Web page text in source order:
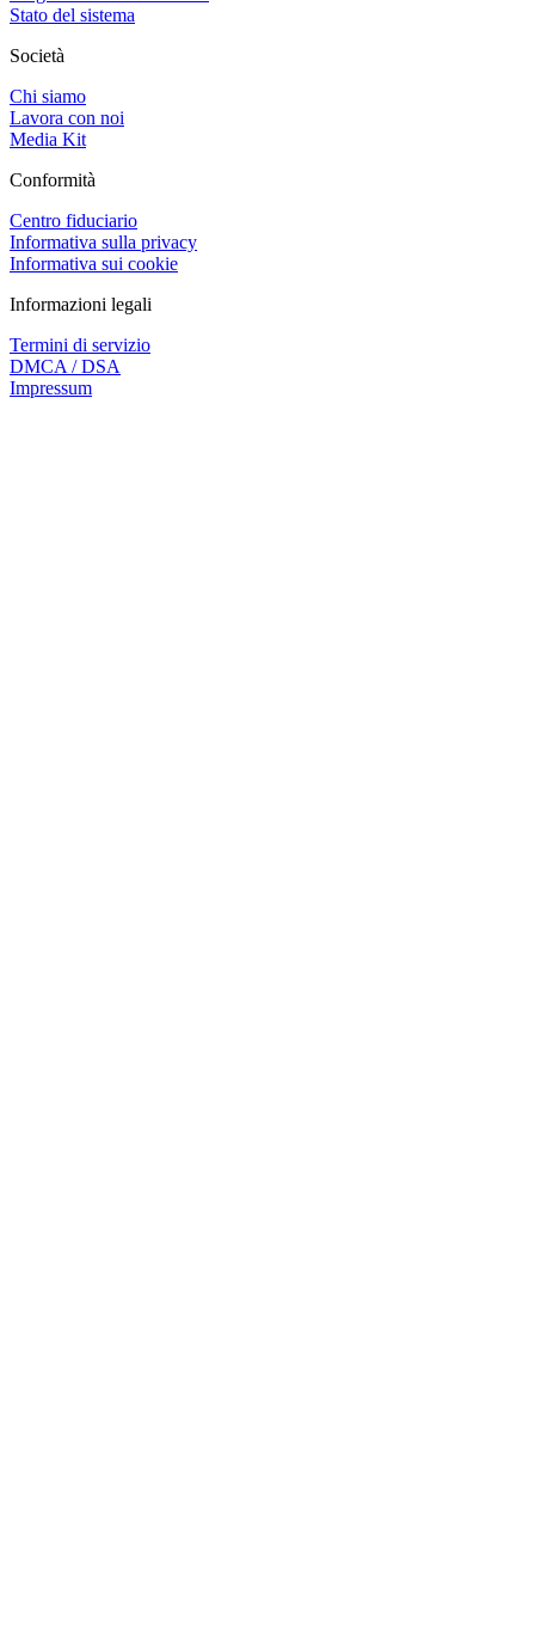
Stato del sistema
Società
Chi siamo
Lavora con noi
Media Kit
Conformità
Centro fiduciario
Informativa sulla privacy
Informativa sui cookie
Informazioni legali
Termini di servizio
DMCA / DSA
Impressum